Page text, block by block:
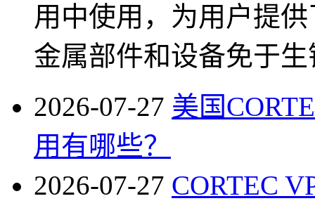
用中使用，为用户提
金属部件和设备免于
2026-07-27 美国
用有哪些？
2026-07-27 CORTEC